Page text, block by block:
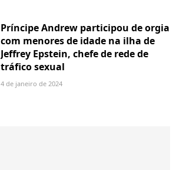
Príncipe Andrew participou de orgia
com menores de idade na ilha de
Jeffrey Epstein, chefe de rede de
tráfico sexual
4 de janeiro de 2024